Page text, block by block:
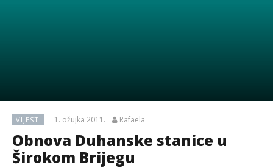
VIJESTI 1. ožujka 2011. Rafaela
Obnova Duhanske stanice u
Širokom Brijegu